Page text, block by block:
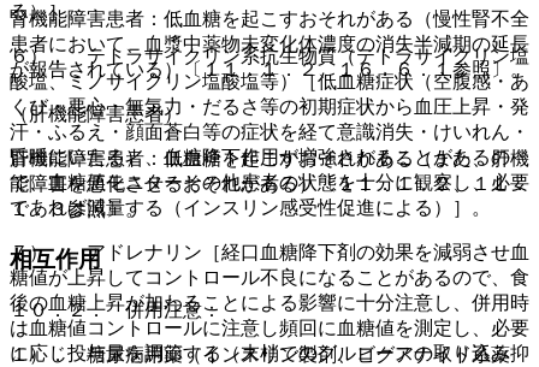
る）］。
６）． テトラサイクリン系抗生物質（テトラサイクリン塩
酸塩、ミノサイクリン塩酸塩等）［低血糖症状（空腹感・あ
くび・悪心・無気力・だるさ等の初期症状から血圧上昇・発
汗・ふるえ・顔面蒼白等の症状を経て意識消失・けいれん・
昏睡にいたる）、血糖降下作用が増強されることがあるの
で、血糖値モニターその他患者の状態を十分に観察し、必要
であれば減量する（インスリン感受性促進による）］。
７）． アドレナリン［経口血糖降下剤の効果を減弱させ血
糖値が上昇してコントロール不良になることがあるので、食
後の血糖上昇が加わることによる影響に十分注意し、併用時
は血糖値コントロールに注意し頻回に血糖値を測定し、必要
に応じ投与量を調節する（末梢でのグルコースの取り込み抑
腎機能障害患者：低血糖を起こすおそれがある（慢性腎不全
患者において、血漿中薬物未変化体濃度の消失半減期の延長
が報告されている）〔１１．１．２、１６．６．１参照〕。
（肝機能障害患者）
肝機能障害患者：低血糖を起こすおそれがある（また、肝機
能障害を悪化させるおそれがある）〔１１．１．２、１１．
１．３参照〕。
相互作用
１０．２． 併用注意：
１）． 糖尿病用薬（インスリン製剤、ビグアナイド系薬